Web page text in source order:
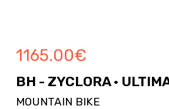
1165.00€
BH - ZYCLORA ·
MOUNTAIN BIKE